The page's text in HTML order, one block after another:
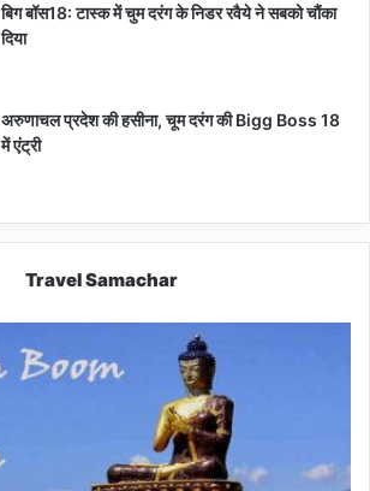
बिग बॉस18: टास्क में चुम दरंग के निडर रवैये ने सबको चौंका
दिया
अरुणाचल प्रदेश की हसीना, चूम दरंग की Bigg Boss 18
में एंट्री
Travel Samachar